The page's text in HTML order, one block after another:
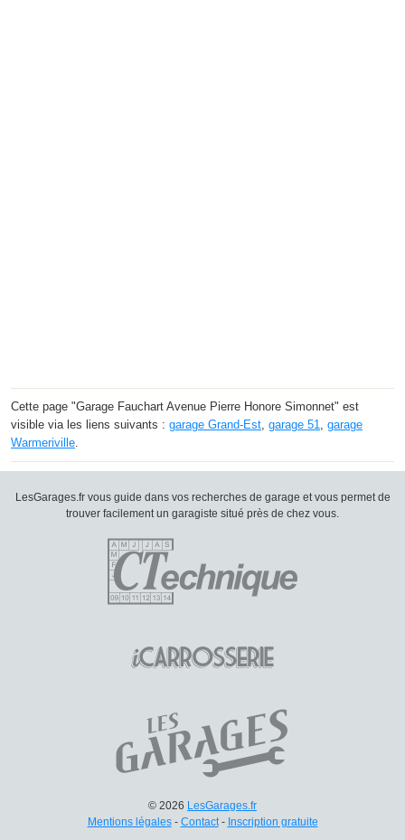
Cette page "Garage Fauchart Avenue Pierre Honore Simonnet" est
visible via les liens suivants : garage Grand-Est, garage 51, garage
Warmeriville.
LesGarages.fr vous guide dans vos recherches de garage et vous permet de
trouver facilement un garagiste situé près de chez vous.
© 2026 LesGarages.fr
Mentions légales- Contact- Inscription gratuite